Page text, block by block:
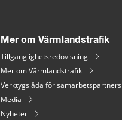
Mer om Värmlandstrafik
Tillgänglighetsredovisning
Mer om Värmlandstrafik
Verktygslåda för samarbetspartners
Media
Nyheter